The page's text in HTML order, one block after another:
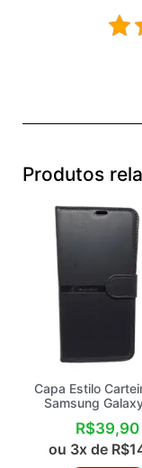
Produtos
Capa Estilo
Samsung
R$39,90
ou 3x de R$